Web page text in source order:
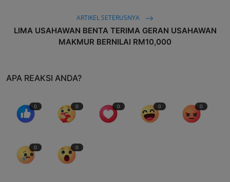
ARTIKEL SETERUSNYA
LIMA USAHAWAN BENTA TERIMA GERAN USAHAWAN
MAKMUR BERNILAI RM10,000
APA REAKSI ANDA?
0 0 0 0 0
0 0